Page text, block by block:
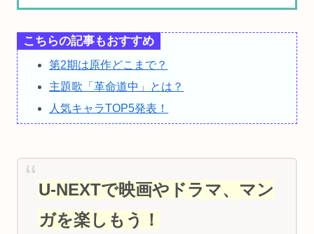
こちらの記事もおすすめ
第2期は原作どこまで？
主題歌「革命道中」とは？
人気キャラTOP5発表！
U-NEXTで映画やドラマ、マン
ガを楽しもう！